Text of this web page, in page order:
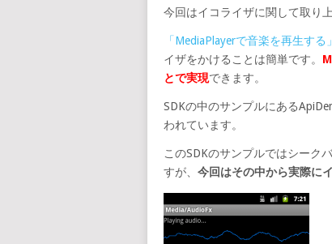
今回はイコライザに関して取り
「MediaPlayerで音楽を再生する」
イザをかけることは簡単です。
とで実現できます。
SDKの中のサンプルにある
われています。
このSDKのサンプルではシーク
すが、 今回はその中から実際に